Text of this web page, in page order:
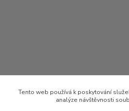
Tento web používá k poskytování
analýze návštěvnosti